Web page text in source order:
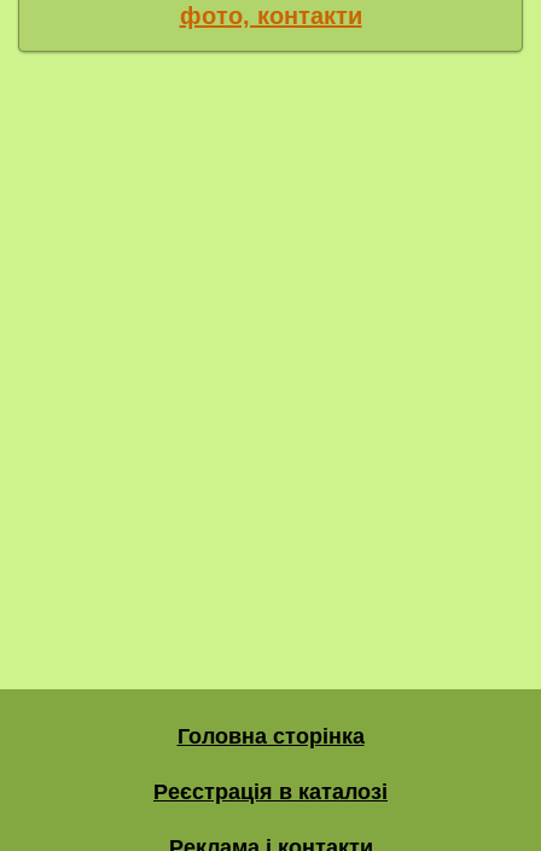
фото, контакти
Головна сторінка
Реєстрація в каталозі